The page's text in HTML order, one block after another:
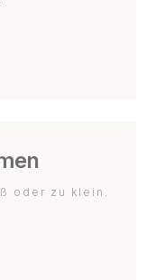
oder zu klein.